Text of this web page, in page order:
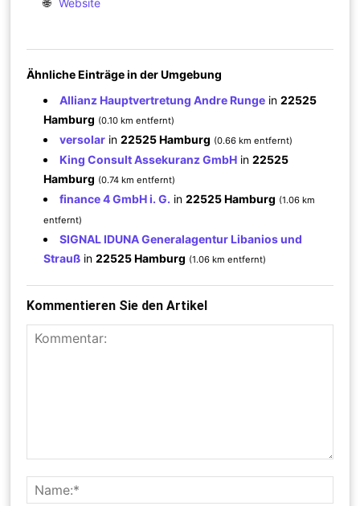
Ähnliche Einträge in der Umgebung
Allianz Hauptvertretung Andre Runge in22525
Hamburg (0.10 km entfernt)
versolar in22525 Hamburg (0.66 km entfernt)
King Consult Assekuranz GmbH in22525
Hamburg (0.74 km entfernt)
finance 4 GmbH i. G. in22525 Hamburg (1.06 km
entfernt)
SIGNAL IDUNA Generalagentur Libanios und
Strauß in22525 Hamburg (1.06 km entfernt)
Kommentieren Sie den Artikel